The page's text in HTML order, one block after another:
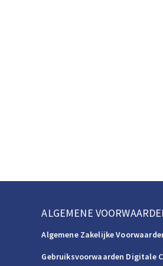
ALGEMENE
Algemene Zakelijke
Gebruiksvoorwaarden Digitale